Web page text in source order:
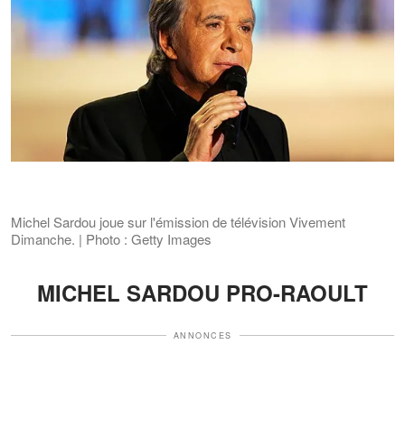
Michel Sardou joue sur l'émission de télévision Vivement
Dimanche. | Photo : Getty Images
MICHEL SARDOU PRO-RAOULT
ANNONCES